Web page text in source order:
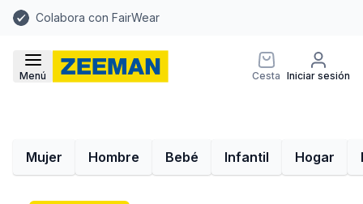
Colabora con FairWear
Menú Cesta Iniciar sesión
Mujer Hombre Bebé Infantil Hogar